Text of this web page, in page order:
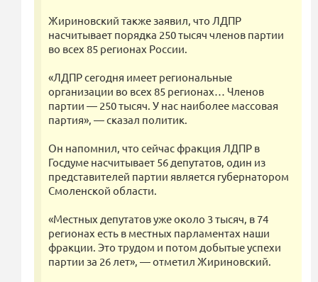
Жириновский также заявил, что ЛДПР
насчитывает порядка 250 тысяч членов партии
во всех 85 регионах России.
«ЛДПР сегодня имеет региональные
организации во всех 85 регионах… Членов
партии — 250 тысяч. У нас наиболее массовая
партия», — сказал политик.
Он напомнил, что сейчас фракция ЛДПР в
Госдуме насчитывает 56 депутатов, один из
представителей партии является губернатором
Смоленской области.
«Местных депутатов уже около 3 тысяч, в 74
регионах есть в местных парламентах наши
фракции. Это трудом и потом добытые успехи
партии за 26 лет», — отметил Жириновский.